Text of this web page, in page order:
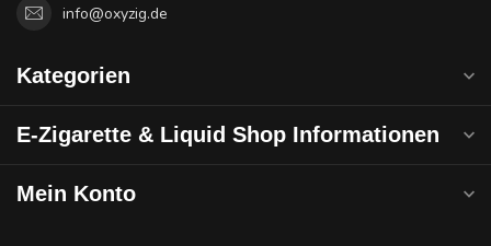
info@oxyzig.de
Kategorien
E-Zigarette & Liquid Shop Informationen
Mein Konto